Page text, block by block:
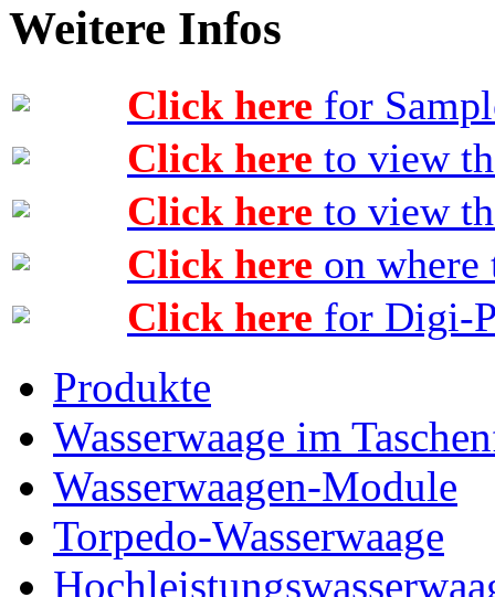
Weitere Infos
Click here for
Click here to view
Click here to view
Click here on where
Click here for Digi-
Produkte
Wasserwaage im
Wasserwaagen-Module
Torpedo-Wasserwaage